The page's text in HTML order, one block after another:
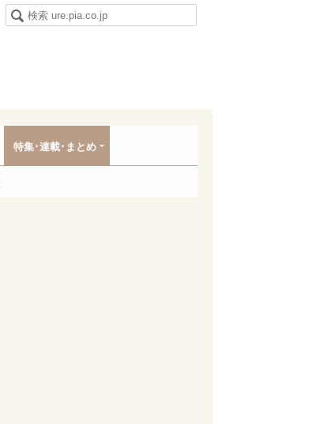
特集･連載･まとめ